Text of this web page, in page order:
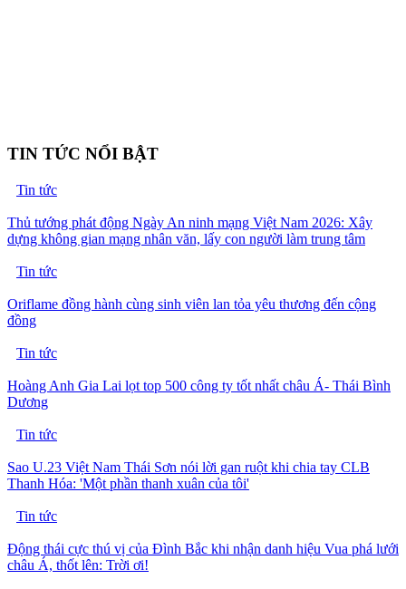
TIN TỨC NỔI BẬT
Tin tức
Thủ tướng phát động Ngày An ninh mạng Việt Nam 2026: Xây
dựng không gian mạng nhân văn, lấy con người làm trung tâm
Tin tức
Oriflame đồng hành cùng sinh viên lan tỏa yêu thương đến cộng
đồng
Tin tức
Hoàng Anh Gia Lai lọt top 500 công ty tốt nhất châu Á- Thái Bình
Dương
Tin tức
Sao U.23 Việt Nam Thái Sơn nói lời gan ruột khi chia tay CLB
Thanh Hóa: 'Một phần thanh xuân của tôi'
Tin tức
Động thái cực thú vị của Đình Bắc khi nhận danh hiệu Vua phá lưới
châu Á, thốt lên: Trời ơi!